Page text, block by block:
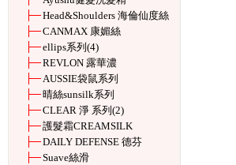
Head&Shoulders 海倫仙度絲
CANMAX 康媚絲
ellips系列 (4)
REVLON 露華濃
AUSSIE袋鼠系列
晴絲sunsilk系列
CLEAR 淨 系列 (2)
護髮霜CREAMSILK
DAILY DEFENSE 德芬
Suave絲滑